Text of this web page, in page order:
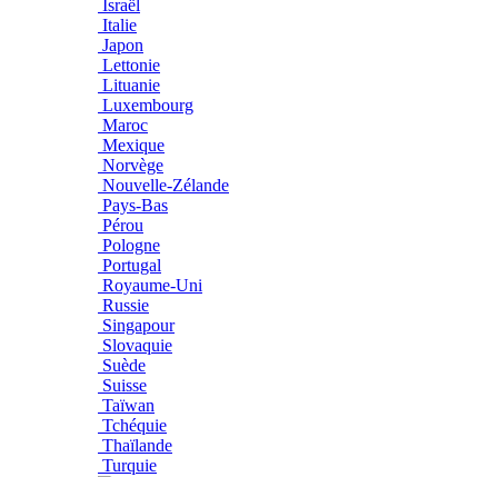
Israël
Italie
Japon
Lettonie
Lituanie
Luxembourg
Maroc
Mexique
Norvège
Nouvelle-Zélande
Pays-Bas
Pérou
Pologne
Portugal
Royaume-Uni
Russie
Singapour
Slovaquie
Suède
Suisse
Taïwan
Tchéquie
Thaïlande
Turquie